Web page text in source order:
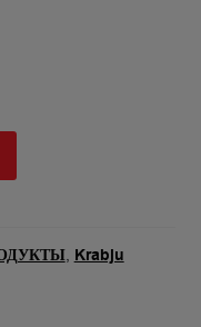
, Krabju